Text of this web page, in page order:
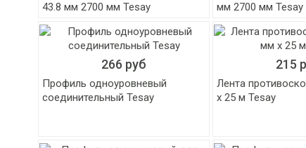
43.8 мм 2700 мм Tesay
мм 2700 мм Tesay
266 руб
Профиль одноуровневый
соединительный Tesay
215
Лента
х 25 м Tesay